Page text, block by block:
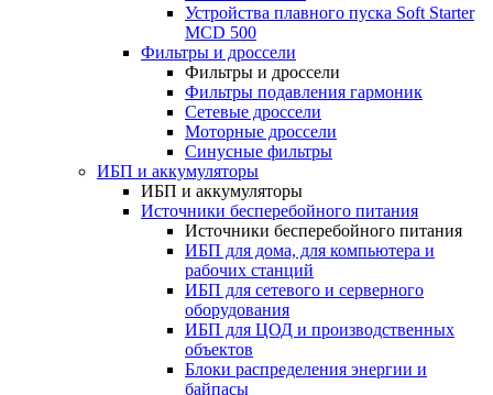
Устройства плавного пуска Soft Starter
MCD 500
Фильтры и дроссели
Фильтры и дроссели
Фильтры подавления гармоник
Сетевые дроссели
Моторные дроссели
Синусные фильтры
ИБП и аккумуляторы
ИБП и аккумуляторы
Источники бесперебойного питания
Источники бесперебойного питания
ИБП для дома, для компьютера и
рабочих станций
ИБП для сетевого и серверного
оборудования
ИБП для ЦОД и производственных
объектов
Блоки распределения энергии и
байпасы